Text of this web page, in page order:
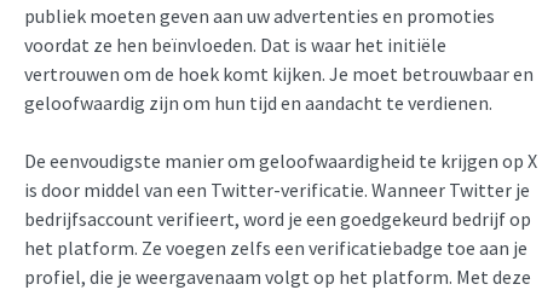
publiek moeten geven aan uw advertenties en promoties
voordat ze hen beïnvloeden. Dat is waar het initiële
vertrouwen om de hoek komt kijken. Je moet betrouwbaar en
geloofwaardig zijn om hun tijd en aandacht te verdienen.
De eenvoudigste manier om geloofwaardigheid te krijgen op X
is door middel van een Twitter-verificatie. Wanneer Twitter je
bedrijfsaccount verifieert, word je een goedgekeurd bedrijf op
het platform. Ze voegen zelfs een verificatiebadge toe aan je
profiel, die je weergavenaam volgt op het platform. Met deze